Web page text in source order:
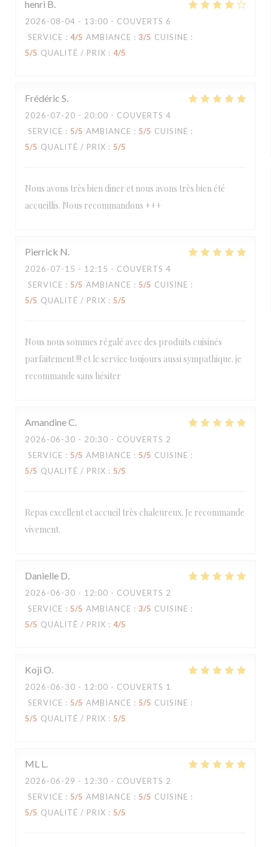
henri B
2026-08-04 - 13:00 - COUVERTS 6
SERVICE : 4/5 AMBIANCE : 3/5 CUISINE :
5/5 QUALITÉ / PRIX : 4/5
Frédéric S
2026-07-20 - 20:00 - COUVERTS 4
SERVICE : 5/5 AMBIANCE : 5/5 CUISINE :
5/5 QUALITÉ / PRIX : 5/5
Nous avons très bien diner et nous avons très bien été
accueillis. Nous recommandons +++
Pierrick N
2026-07-15 - 12:15 - COUVERTS 4
SERVICE : 5/5 AMBIANCE : 5/5 CUISINE :
5/5 QUALITÉ / PRIX : 5/5
Nous nous sommes régalé avec des produits cuisinés
parfaitement !!! et le service toujours aussi sympathique. je
recommande sans hésiter
AmandineC
2026-06-30 - 20:30 - COUVERTS 2
SERVICE : 5/5 AMBIANCE : 5/5 CUISINE :
5/5 QUALITÉ / PRIX : 5/5
Repas excellent et accueil très chaleureux. Je recommande
vivement.
Danielle D
2026-06-30 - 12:00 - COUVERTS 2
SERVICE : 5/5 AMBIANCE : 3/5 CUISINE :
5/5 QUALITÉ / PRIX : 4/5
Koji O
2026-06-30 - 12:00 - COUVERTS 1
SERVICE : 5/5 AMBIANCE : 5/5 CUISINE :
5/5 QUALITÉ / PRIX : 5/5
ML L
2026-06-29 - 12:30 - COUVERTS 2
SERVICE : 5/5 AMBIANCE : 5/5 CUISINE :
5/5 QUALITÉ / PRIX : 5/5